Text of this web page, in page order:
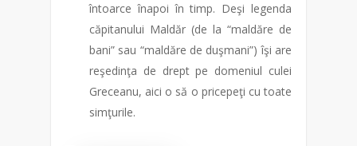
întoarce înapoi în timp. Deşi legenda
căpitanului Maldăr (de la “maldăre de
bani” sau “maldăre de duşmani”) îşi are
reşedinţa de drept pe domeniul culei
Greceanu, aici o să o pricepeţi cu toate
simţurile.